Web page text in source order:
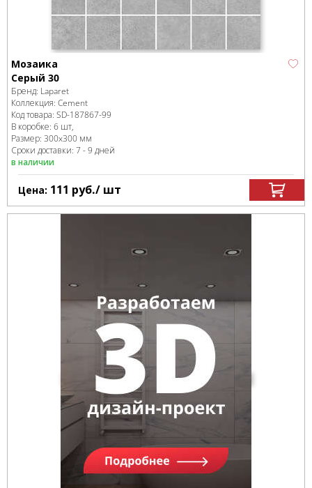
Мозаика
Серый 30
Бренд: Laparet
Коллекция: Cement
Код товара: SD-187867-99
В коробке: 6 шт,
Размер: 300x300 мм
Сроки доставки: 7 - 9 дней
в наличии
Цена: 111 руб./ шт